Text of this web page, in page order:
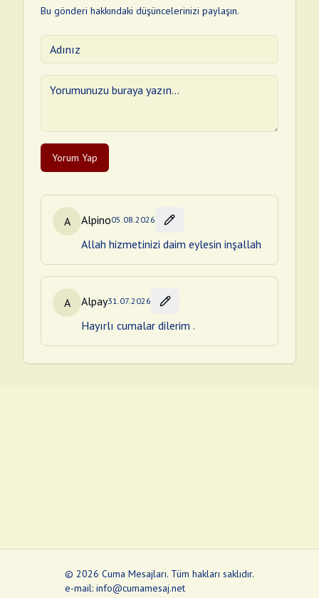
Bu gönderi hakkındaki düşüncelerinizi paylaşın.
Yorum Yap
A Alpino05.08.2026
Allah hizmetinizi daim eylesin inşallah
A Alpay31.07.2026
Hayırlı cumalar dilerim .
© 2026 Cuma Mesajları. Tüm hakları saklıdır.
e-mail: info@cumamesaj.net